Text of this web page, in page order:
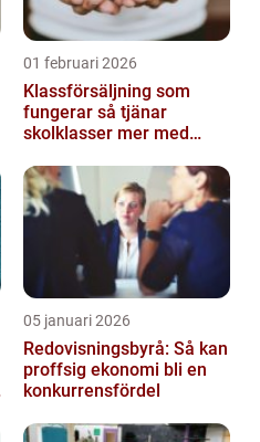
01 februari 2026
Klassförsäljning som
fungerar så tjänar
skolklasser mer med
05 januari 2026
Redovisningsbyrå: Så kan
proffsig ekonomi bli en
konkurrensfördel